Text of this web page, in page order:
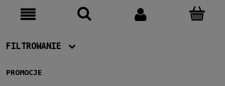
FILTROWANIE
Producent
PROMOCJE